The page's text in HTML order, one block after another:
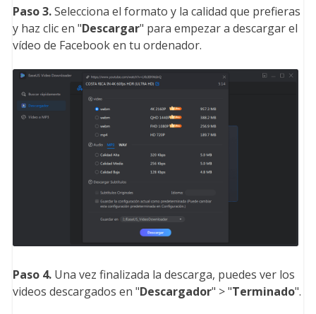
Paso 3.Selecciona el formato y la calidad que prefieras
y haz clic en "Descargar" para empezar a descargar el
vídeo de Facebook en tu ordenador.
Paso 4. Una vez finalizada la descarga, puedes ver los
videos descargados en "Descargador" > "Terminado".